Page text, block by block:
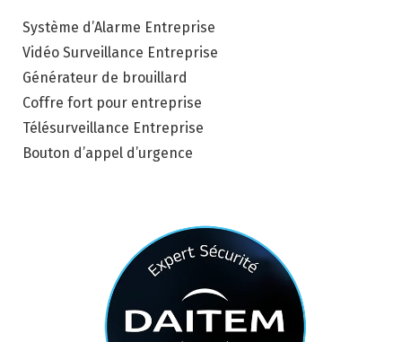
Système d’Alarme Entreprise
Vidéo Surveillance Entreprise
Générateur de brouillard
Coffre fort pour entreprise
Télésurveillance Entreprise
Bouton d’appel d’urgence